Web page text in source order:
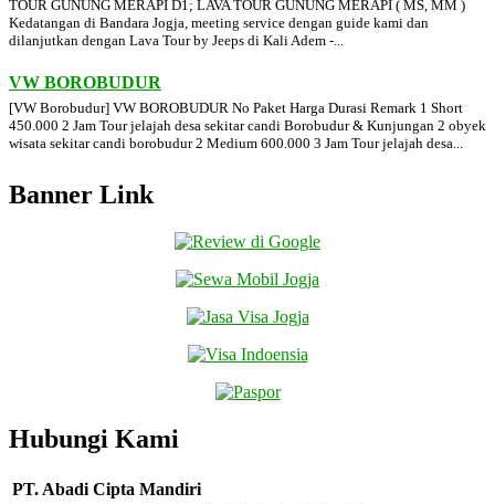
TOUR GUNUNG MERAPI D1; LAVA TOUR GUNUNG MERAPI ( MS, MM )
Kedatangan di Bandara Jogja, meeting service dengan guide kami dan
dilanjutkan dengan Lava Tour by Jeeps di Kali Adem -...
VW BOROBUDUR
[VW Borobudur] VW BOROBUDUR No Paket Harga Durasi Remark 1 Short
450.000 2 Jam Tour jelajah desa sekitar candi Borobudur & Kunjungan 2 obyek
wisata sekitar candi borobudur 2 Medium 600.000 3 Jam Tour jelajah desa...
Banner Link
Hubungi Kami
PT. Abadi Cipta Mandiri